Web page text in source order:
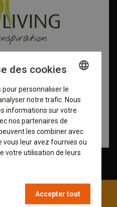
ENGLISH
GERMAN
DUTCH
FRENCH
des cookies
pour personnaliser le
notre trafic. Nous
informations sur votre
nos partenaires de
les combiner avec
leur avez fournies ou
votre utilisation de leurs
Accepter tout